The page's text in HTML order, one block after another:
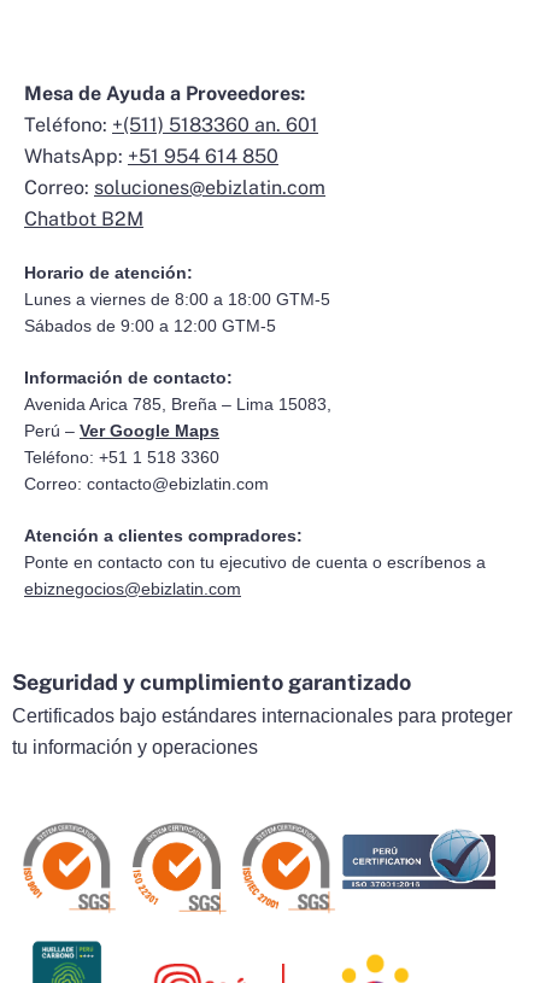
Mesa de Ayuda a Proveedores:
Teléfono: +(511) 5183360 an. 601
WhatsApp: +51 954 614 850
Correo: soluciones@ebizlatin.com
Chatbot B2M
Horario de atención:
Lunes a viernes de 8:00 a 18:00 GTM-5
Sábados de 9:00 a 12:00 GTM-5
Información de contacto:
Avenida Arica 785, Breña – Lima 15083,
Perú – Ver Google Maps
Teléfono: +51 1 518 3360
Correo: contacto@ebizlatin.com
Atención a clientes compradores:
Ponte en contacto con tu ejecutivo de cuenta o escríbenos a
ebiznegocios@ebizlatin.com
Seguridad y cumplimiento garantizado
Certificados bajo estándares internacionales para proteger
tu información y operaciones